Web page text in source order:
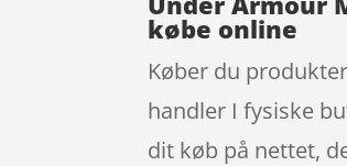
købe online
Køber du
handler I fysiske
dit køb på nettet,